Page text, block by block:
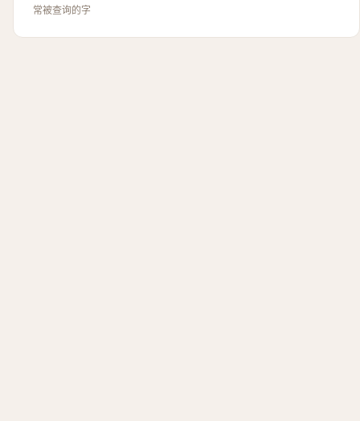
常被查询的字